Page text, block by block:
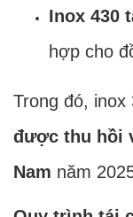
Inox 430
hợp cho
Trong đó, inox
được thu hồi
Nam năm